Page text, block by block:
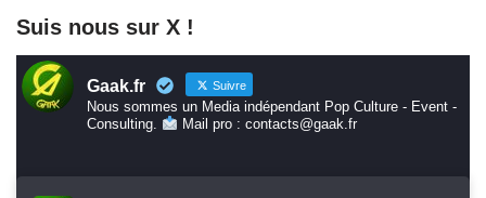
Suis nous sur X !
Gaak.fr Suivre
Nous sommes un Media indépendant Pop Culture - Event -
Consulting.
Mail pro : contacts@gaak.fr